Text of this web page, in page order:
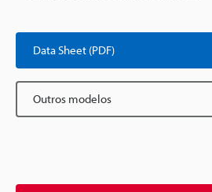
Data Sheet (PDF)
Outros modelos